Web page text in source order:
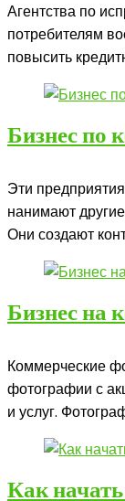
Агентства по
потребителям
повысить
Бизнес по
Эти
нанимают
Они создают
Бизнес на
Коммерческие
фотографии с
и услуг.
Как